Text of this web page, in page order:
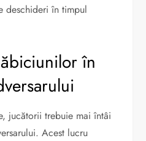
deschideri în timpul
în
jucătorii trebuie mai întâi
Acest lucru